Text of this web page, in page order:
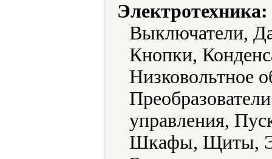
Электротехника:
Выключатели,
Кнопки,
Низковольтное
управления,
Шкафы, Щиты,